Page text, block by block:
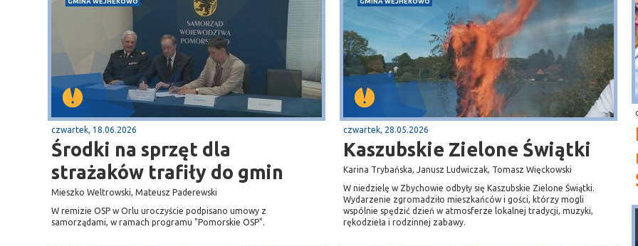
czwartek, 18.06.2026
Środki na sprzęt dla
strażaków trafiły do gmin
Mieszko Weltrowski, Mateusz Paderewski
W remizie OSP w Orlu uroczyście podpisano umowy z
samorządami, w ramach programu "Pomorskie OSP".
czwartek, 28.05.2026
Kaszubskie Zielone Świątki
Karina Trybańska, Janusz Ludwiczak, Tomasz Więckowski
W niedzielę w Zbychowie odbyły się Kaszubskie Zielone Świątki.
Wydarzenie zgromadziło mieszkańców i gości, którzy mogli
wspólnie spędzić dzień w atmosferze lokalnej tradycji, muzyki,
rękodzieła i rodzinnej zabawy.